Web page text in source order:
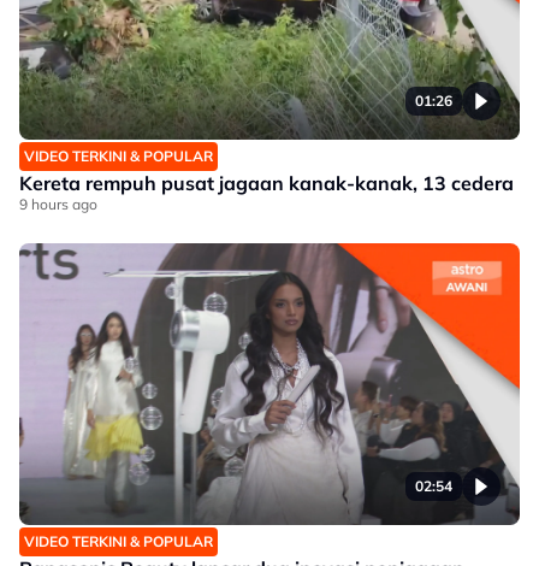
01:26
VIDEO TERKINI & POPULAR
Kereta rempuh pusat jagaan kanak-kanak, 13 cedera
9 hours ago
02:54
VIDEO TERKINI & POPULAR